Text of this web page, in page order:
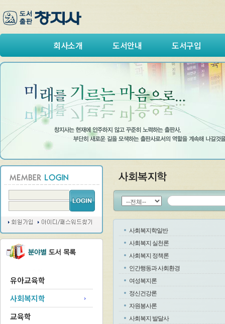
회사소개 도서안내 도서구입
유아교육학
사회복지학
교육학
사회복지학일반
사회복지 실천론
사회복지 정책론
인간행동과 사회환경
여성복지론
정신건강론
자원봉사론
사회복지 발달사